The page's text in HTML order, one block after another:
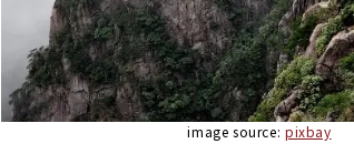
image source: pixbay